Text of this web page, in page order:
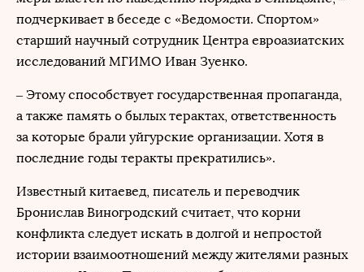
подчеркивает в беседе с «Ведомости. Спортом»
старший научный сотрудник Центра евроазиатских
исследований МГИМО Иван Зуенко.
– Этому способствует государственная пропаганда,
а также память о былых терактах, ответственность
за которые брали уйгурские организации. Хотя в
последние годы теракты прекратились».
Известный китаевед, писатель и переводчик
Бронислав Виногродский считает, что корни
конфликта следует искать в долгой и непростой
истории взаимоотношений между жителями разных